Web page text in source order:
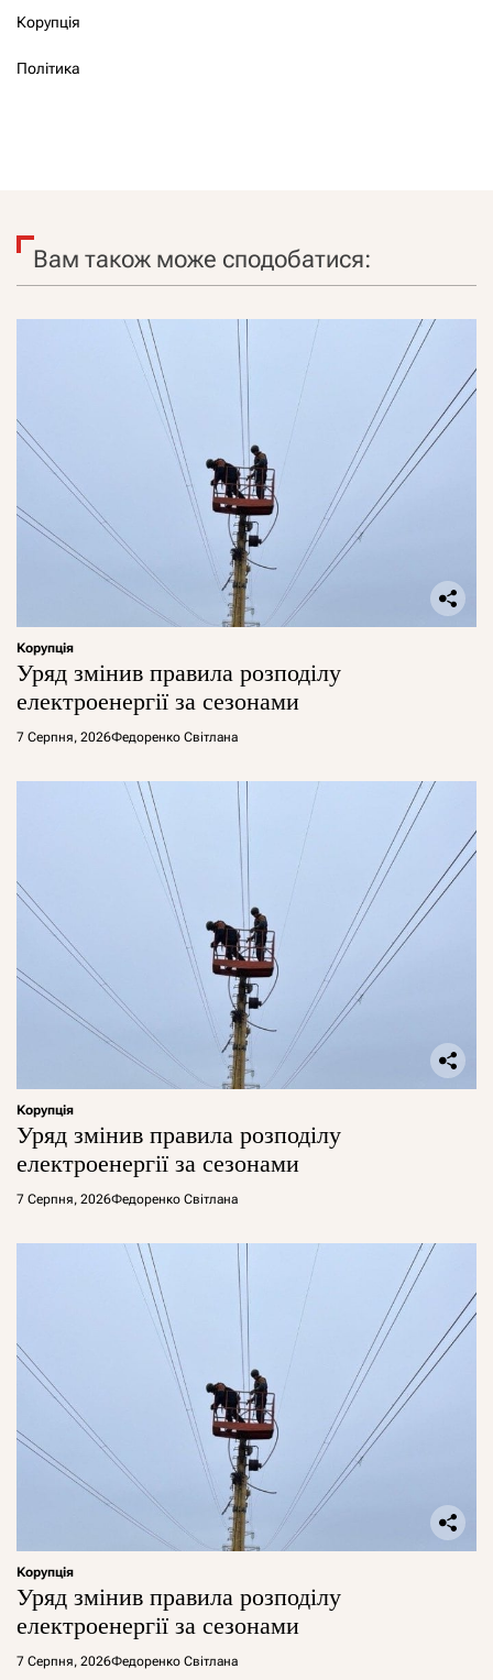
Корупція
Політика
Вам також може сподобатися:
Корупція
Уряд змінив правила розподілу
електроенергії за сезонами
7 Серпня, 2026Федоренко Світлана
Корупція
Уряд змінив правила розподілу
електроенергії за сезонами
7 Серпня, 2026Федоренко Світлана
Корупція
Уряд змінив правила розподілу
електроенергії за сезонами
7 Серпня, 2026Федоренко Світлана